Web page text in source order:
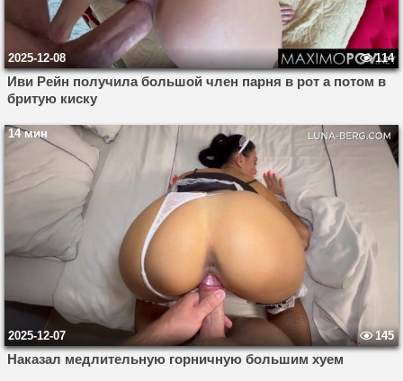
2025-12-08 114
Иви Рейн получила большой член парня в рот а потом в
бритую киску
14 мин
2025-12-07 145
Наказал медлительную горничную большим хуем